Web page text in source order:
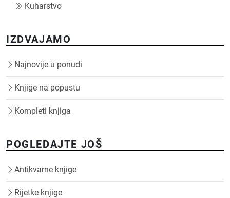
Kuharstvo
IZDVAJAMO
Najnovije u ponudi
Knjige na popustu
Kompleti knjiga
POGLEDAJTE JOŠ
Antikvarne knjige
Rijetke knjige